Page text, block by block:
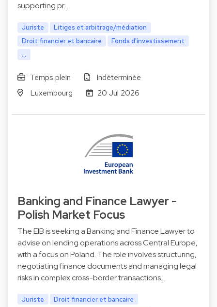
supporting pr…
Juriste
Litiges et arbitrage/médiation
Droit financier et bancaire
Fonds d'investissement
...
Temps plein
Indéterminée
Luxembourg
20 Jul 2026
Banking and Finance Lawyer -
Polish Market Focus
The EIB is seeking a Banking and Finance Lawyer to
advise on lending operations across Central Europe,
with a focus on Poland. The role involves structuring,
negotiating finance documents and managing legal
risks in complex cross-border transactions.…
Juriste
Droit financier et bancaire